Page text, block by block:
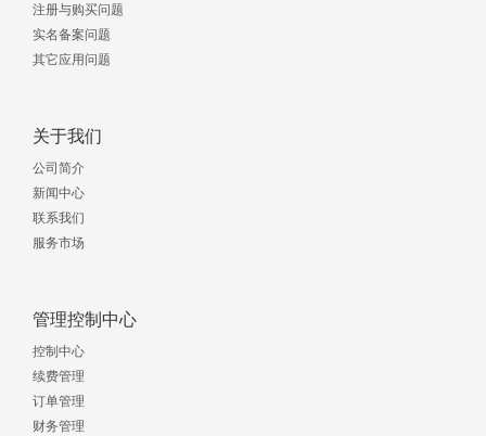
注册与购买问题
实名备案问题
其它应用问题
关于我们
公司简介
新闻中心
联系我们
服务市场
管理控制中心
控制中心
续费管理
订单管理
财务管理